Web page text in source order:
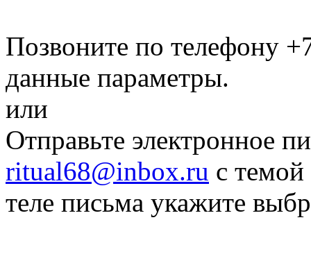
Позвоните по телефону
данные параметры.
или
Отправьте электронное
ritual68@inbox.ru с
теле письма укажите